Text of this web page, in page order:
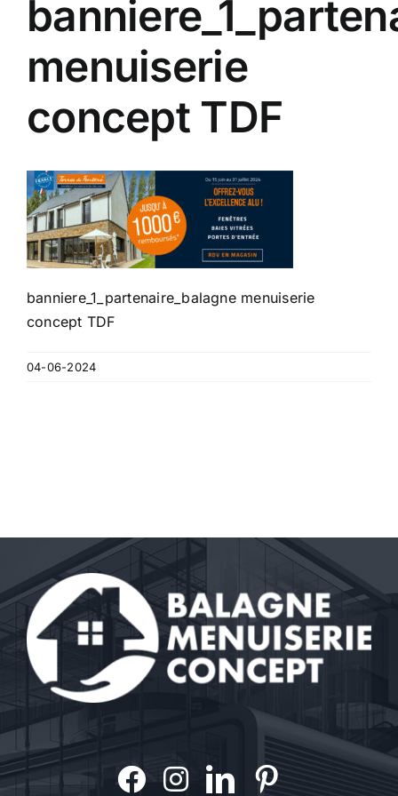
Contact
A propos
Clients
menuiserie
concept TDF
banniere_1_partenaire_balagne menuiserie
concept TDF
04-06-2024